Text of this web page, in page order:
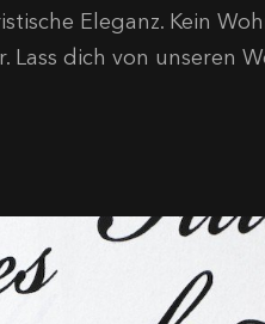
Eleganz. Kein
Lass dich von unseren